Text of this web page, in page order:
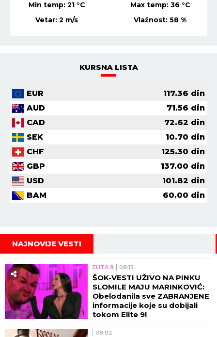
Min temp: 21 °C Max temp: 36 °C
Vetar:2 m/s Vlažnost:58 %
KURSNA LISTA
EUR 117.36 din
AUD
71.56 din
CAD
72.62 din
SEK
10.70 din
CHF
125.30 din
GBP
137.00 din
USD
101.82 din
BAM
60.00 din
NAJNOVIJE VESTI
ELITA 9 08:15
ŠOK-VESTI UŽIVO NA PINKU
SLOMILE MAJU MARINKOVIĆ:
Obelodanila sve ZABRANJENE
informacije koje su dobijali
tokom Elite 9!
08:02